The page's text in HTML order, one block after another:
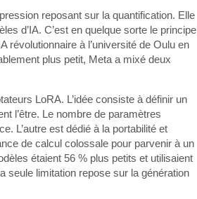
reposant sur la quantification. Elle
d’IA. C’est en quelque sorte le principe
révolutionnaire à l’université de Oulu en
plus petit, Meta a mixé deux
LoRA. L’idée consiste à définir un
l’être. Le nombre de paramètres
L’autre est dédié à la portabilité et
de calcul colossale pour parvenir à un
étaient 56 % plus petits et utilisaient
seule limitation repose sur la génération